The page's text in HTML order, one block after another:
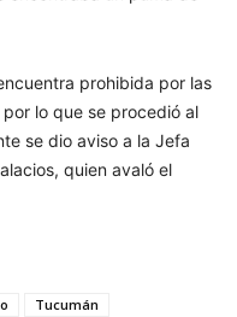
prohibida por las
lo que se procedió al
se dio aviso a la Jefa
quien avaló el
Tucumán